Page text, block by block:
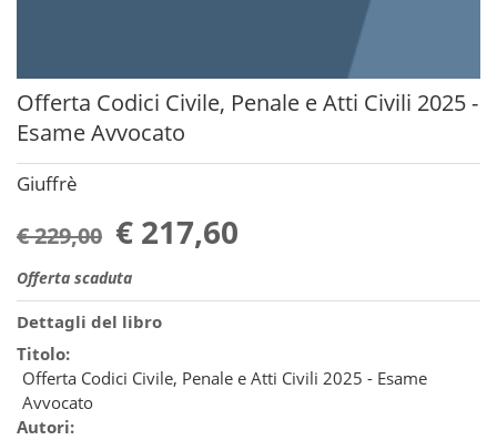
Offerta Codici Civile, Penale e Atti Civili 2025 -
Esame Avvocato
Giuffrè
€ 229,00 € 217,60
Offerta scaduta
Dettagli del libro
Titolo:
Offerta Codici Civile, Penale e Atti Civili 2025 - Esame
Avvocato
Autori: